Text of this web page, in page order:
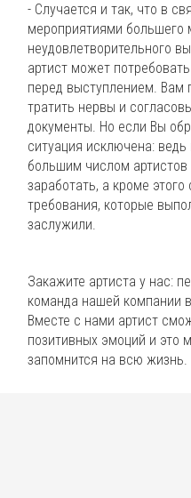
- Случается и так, что в
мероприятиями большего
неудовлетворительного
артист может
перед выступлением. Вам
тратить нервы и
документы. Но если Вы
ситуация исключена:
большим числом
заработать, а кроме
требования, которые
заслужили.
Закажите артиста у нас:
команда нашей компании
Вместе с нами артист
позитивных эмоций и это
запомнится на всю жизнь.